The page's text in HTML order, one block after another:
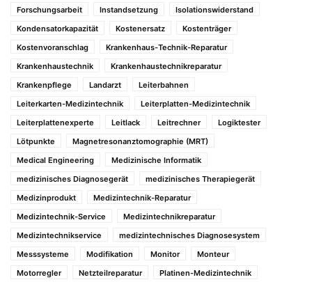
Forschungsarbeit
Instandsetzung
Isolationswiderstand
Kondensatorkapazität
Kostenersatz
Kostenträger
Kostenvoranschlag
Krankenhaus-Technik-Reparatur
Krankenhaustechnik
Krankenhaustechnikreparatur
Krankenpflege
Landarzt
Leiterbahnen
Leiterkarten-Medizintechnik
Leiterplatten-Medizintechnik
Leiterplattenexperte
Leitlack Leitrechner
Logiktester
Lötpunkte
Magnetresonanztomographie (MRT)
Medical Engineering
Medizinische Informatik
medizinisches Diagnosegerät
medizinisches Therapiegerät
Medizinprodukt
Medizintechnik-Reparatur
Medizintechnik-Service
Medizintechnikreparatur
Medizintechnikservice
medizintechnisches Diagnosesystem
Messsysteme
Modifikation Monitor
Monteur
Motorregler
Netzteilreparatur
Platinen-Medizintechnik